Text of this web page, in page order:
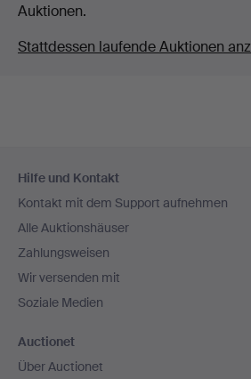
Auktionen.
Stattdessen laufende Auktionen
Navigation
Hilfe und Kontakt
Kontakt mit dem Support aufnehmen
Alle Auktionshäuser
Zahlungsweisen
Wir versenden mit
Soziale Medien
Auctionet
Über Auctionet